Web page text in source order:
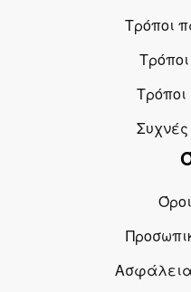
Τρόποι